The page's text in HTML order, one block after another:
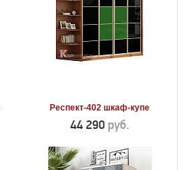
Респект-402 шкаф-купе
44 290 руб.